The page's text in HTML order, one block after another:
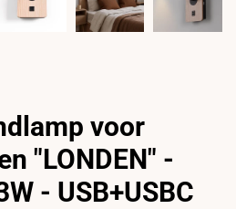
voor
"LONDEN" -
- USB+USBC